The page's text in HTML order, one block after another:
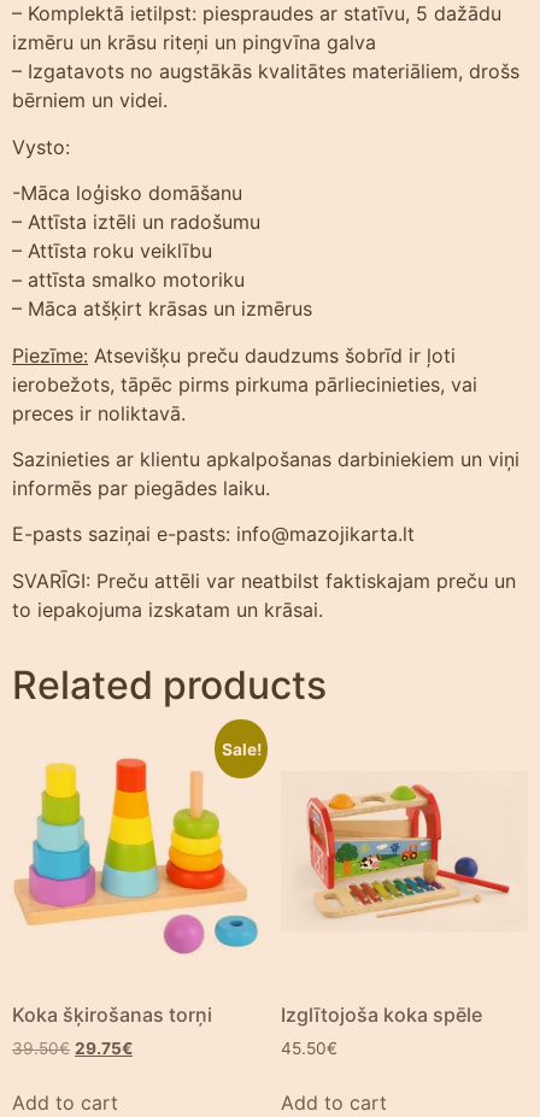
– Komplektā ietilpst: piespraudes ar statīvu, 5 dažādu
izmēru un krāsu riteņi un pingvīna galva
– Izgatavots no augstākās kvalitātes materiāliem, drošs
bērniem un videi.
Vysto:
-Māca loģisko domāšanu
– Attīsta iztēli un radošumu
– Attīsta roku veiklību
– attīsta smalko motoriku
– Māca atšķirt krāsas un izmērus
Piezīme: Atsevišķu preču daudzums šobrīd ir ļoti
ierobežots, tāpēc pirms pirkuma pārliecinieties, vai
preces ir noliktavā.
Sazinieties ar klientu apkalpošanas darbiniekiem un viņi
informēs par piegādes laiku.
E-pasts saziņai e-pasts: info@mazojikarta.lt
SVARĪGI: Preču attēli var neatbilst faktiskajam preču un
to iepakojuma izskatam un krāsai.
Related products
Sale!
Koka šķirošanas torņi
39.50€ 29.75€
Add to cart
Izglītojoša koka spēle
45.50€
Add to cart